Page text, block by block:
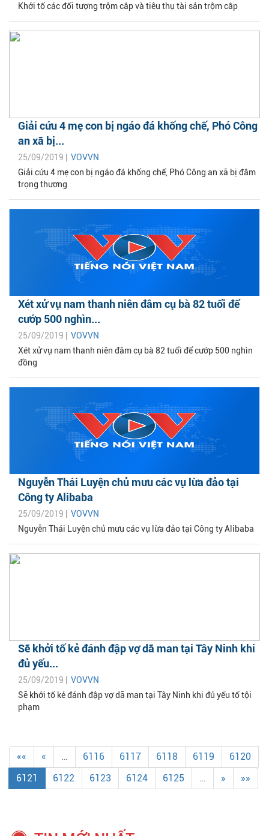
Khởi tố các đối tượng trộm cắp và tiêu thụ tài sản trộm cắp
Giải cứu 4 mẹ con bị ngáo đá khống chế, Phó Công
an xã bị...
25/09/2019 | VOVVN
Giải cứu 4 mẹ con bị ngáo đá khống chế, Phó Công an xã bị đâm
trọng thương
Xét xử vụ nam thanh niên đâm cụ bà 82 tuổi để
cướp 500 nghìn...
25/09/2019 | VOVVN
Xét xử vụ nam thanh niên đâm cụ bà 82 tuổi để cướp 500 nghìn
đồng
Nguyễn Thái Luyện chủ mưu các vụ lừa đảo tại
Công ty Alibaba
25/09/2019 | VOVVN
Nguyễn Thái Luyện chủ mưu các vụ lừa đảo tại Công ty Alibaba
Sẽ khởi tố kẻ đánh đập vợ dã man tại Tây Ninh khi
đủ yếu...
25/09/2019 | VOVVN
Sẽ khởi tố kẻ đánh đập vợ dã man tại Tây Ninh khi đủ yếu tố tội
phạm
«« « … 6116 6117 6118 6119
6120
6121
6122 6123 6124 6125 … » »»